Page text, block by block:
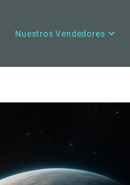
Nuestros Vendedores